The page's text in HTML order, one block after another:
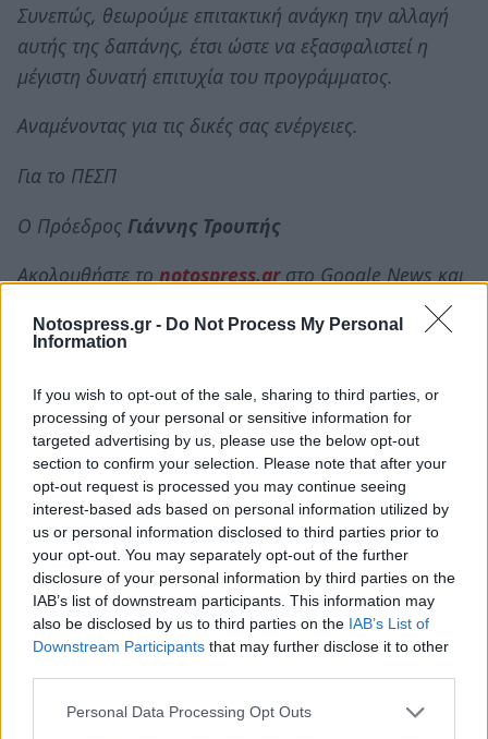
Notospress.gr - Do Not Process My Personal
Information
If you wish to opt-out of the sale, sharing to third parties, or
processing of your personal or sensitive information for
targeted advertising by us, please use the below opt-out
section to confirm your selection. Please note that after your
opt-out request is processed you may continue seeing
interest-based ads based on personal information utilized by
us or personal information disclosed to third parties prior to
your opt-out. You may separately opt-out of the further
disclosure of your personal information by third parties on the
IAB’s list of downstream participants. This information may
also be disclosed by us to third parties on the IAB’s List of
Downstream Participants that may further disclose it to other
Personal Data Processing Opt Outs
Συνεπώς, θεωρούμε επιτακτική ανάγκη την αλλαγή
αυτής της δαπάνης, έτσι ώστε να εξασφαλιστεί η
μέγιστη δυνατή επιτυχία του προγράμματος.
Αναμένοντας για τις δικές σας ενέργειες.
Για το ΠΕΣΠ
Ο Πρόεδρος Γιάννης Τρουπής
Ακολουθήστε τοnotospress.grστο Google News και
TAGS: ΠΕΣΠ ΦΩΤΟΒΟΛΤΑΪΚΑ
ΑΔΩΝΙΣ ΓΕΩΡΓΙΑΔΗΣ
ΓΙΑΝΝΗΣ ΤΡΟΥΠΗΣ